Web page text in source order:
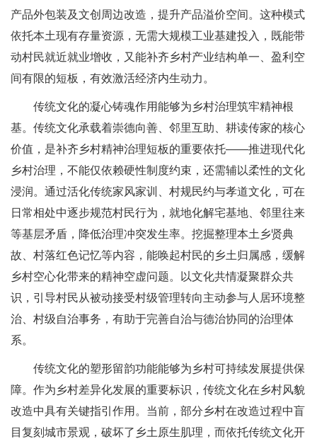
产品外包装及文创周边改造，提升产品溢价空间。这种模式
依托本土现有存量资源，无需大规模工业基建投入，既能带
动村民就近就业增收，又能补齐乡村产业结构单一、盈利空
间有限的短板，有效激活经济内生动力。
传统文化的凝心铸魂作用能够为乡村治理筑牢精神根
基。传统文化承载着崇德向善、邻里互助、耕读传家的核心
价值，是补齐乡村精神治理短板的重要依托——推进现代化
乡村治理，不能仅依赖硬性制度约束，还需辅以柔性的文化
浸润。通过活化传统家风家训、村规民约与孝道文化，可在
日常相处中逐步规范村民行为，就地化解宅基地、邻里往来
等基层矛盾，降低治理冲突发生率。挖掘整理本土乡贤典
故、村落红色记忆等内容，能唤起村民的乡土归属感，缓解
乡村空心化带来的精神空虚问题。以文化共情凝聚群众共
识，引导村民从被动接受村级管理转向主动参与人居环境整
治、村级自治事务，有助于完善自治与德治协同的治理体
系。
传统文化的塑形留韵功能能够为乡村可持续发展提供保
障。作为乡村差异化发展的重要标识，传统文化在乡村风貌
改造中具有关键指引作用。当前，部分乡村在改造过程中盲
目复刻城市景观，破坏了乡土原生肌理，而依托传统文化开